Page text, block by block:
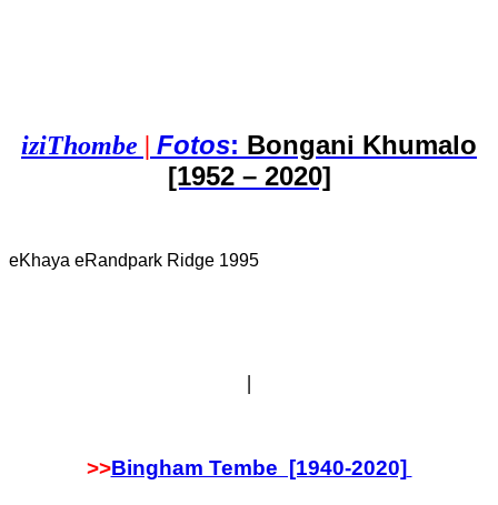
iziThombe | Fotos: Bongani Khumalo
[1952 – 2020]
eKhaya eRandpark Ridge 1995
|
>>Bingham Tembe [1940-2020]